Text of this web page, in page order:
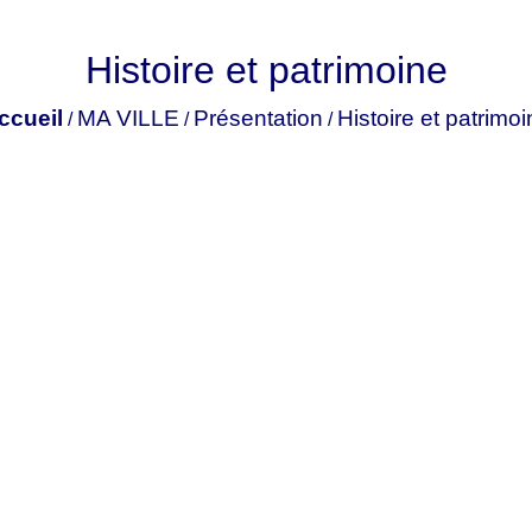
Histoire et patrimoine
/ MA VILLE / Présentation / Histoire et